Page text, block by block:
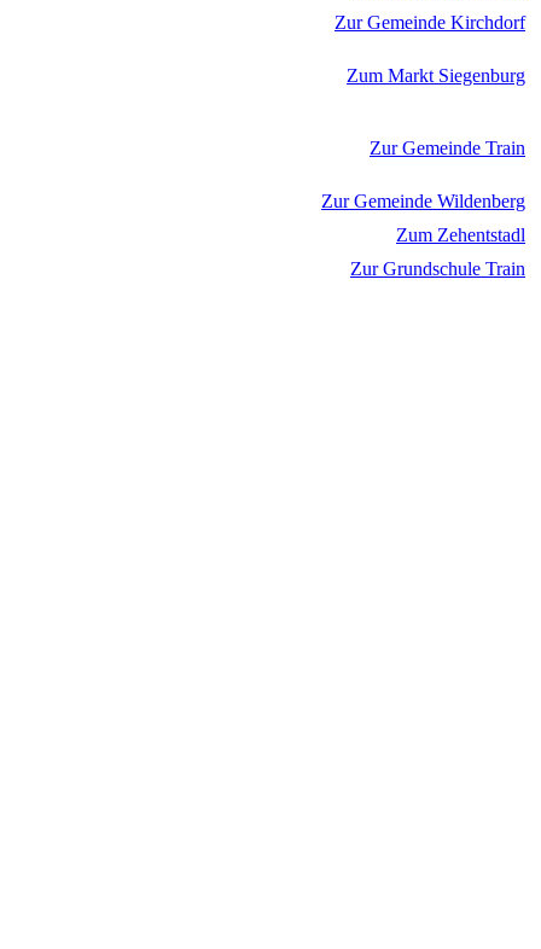
Zur Gemeinde Kirchdorf
Zum Markt Siegenburg
Zur Gemeinde Train
Zur Gemeinde Wildenberg
Zum Zehentstadl
Zur Grundschule Train